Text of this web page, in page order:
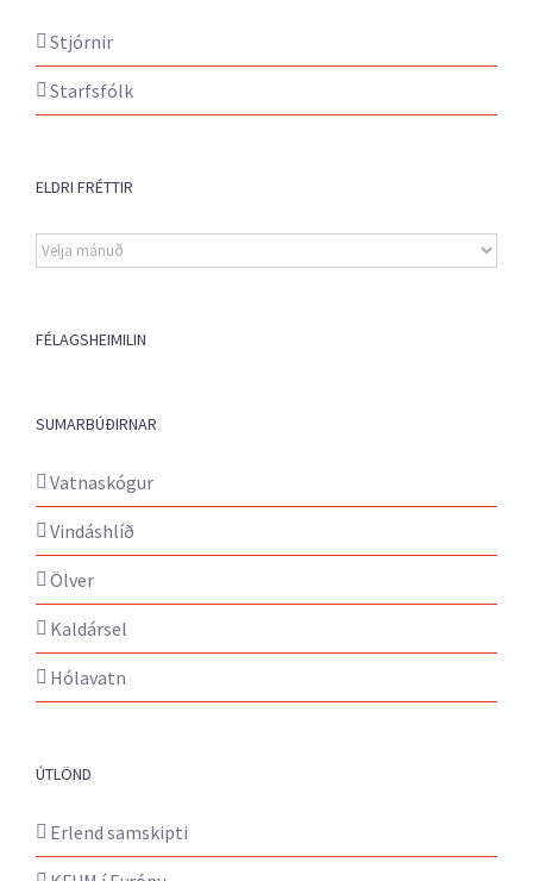
Stjórnir
Starfsfólk
ELDRI FRÉTTIR
Eldri
fréttir
FÉLAGSHEIMILIN
SUMARBÚÐIRNAR
Vatnaskógur
Vindáshlíð
Ölver
Kaldársel
Hólavatn
ÚTLÖND
Erlend samskipti